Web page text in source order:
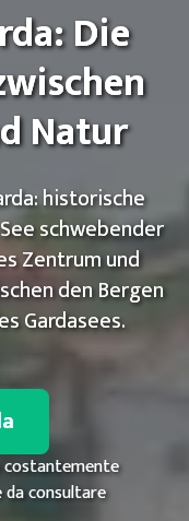
Die
Natur
historische
schwebender
Zentrum und
den Bergen
Gardasees.
da consultare